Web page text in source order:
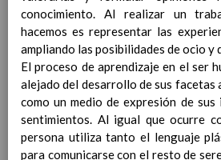
personal
MetodologÃ­a
Recursos 15
EducaciÃ³n Primaria
CoordinaciÃ³n
Ãrea
Literatura
conocimiento. Al realizar un
hacemos es representar las
ampliando las posibilidades de ocio y
El proceso de aprendizaje en el ser
alejado del desarrollo de sus facetas
como un medio de expresión de sus
sentimientos. Al igual que ocurre
persona utiliza tanto el lenguaje
para comunicarse con el resto de